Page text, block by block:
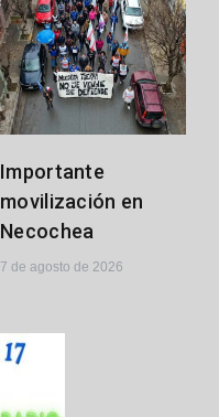
Importante
movilización en
Necochea
7 de agosto de 2026